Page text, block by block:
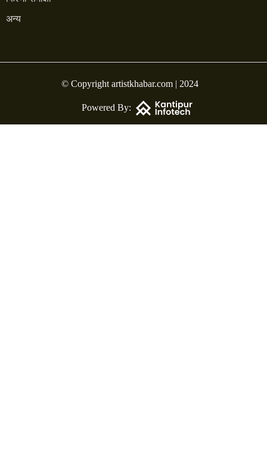
अन्य
© Copyright artistkhabar.com | 2024
Powered By: